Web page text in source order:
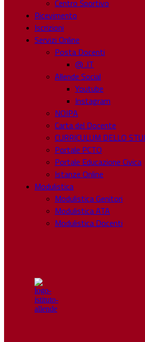
Centro Sportivo
Ricevimento
Iscrizioni
Servizi Online
Posta Docenti
@ .IT
Allende Social
Youtube
Instagram
NOIPA
Carta del Docente
CURRICULUM DELLO
Portale PCTO
Portale Educazione Civica
Istanze Online
Modulistica
Modulistica Genitori
Modulistica ATA
Modulistica Docenti